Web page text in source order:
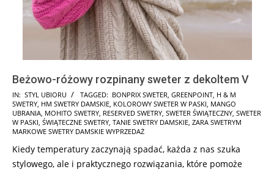
Beżowo-różowy rozpinany sweter z dekoltem V
2025-
11-
06
IN: STYL UBIORU TAGGED: BONPRIX SWETER, GREENPOINT, H & M
SWETRY, HM SWETRY DAMSKIE, KOLOROWY SWETER W PASKI, MANGO
UBRANIA, MOHITO SWETRY, RESERVED SWETRY, SWETER ŚWIĄTECZNY, SWETER
W PASKI, ŚWIĄTECZNE SWETRY, TANIE SWETRY DAMSKIE, ZARA SWETRYM
MARKOWE SWETRY DAMSKIE WYPRZEDAŻ
Kiedy temperatury zaczynają spadać, każda z nas szuka
stylowego, ale i praktycznego rozwiązania, które pomoże